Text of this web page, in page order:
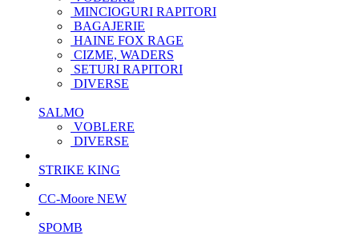
MINCIOGURI RAPITORI
BAGAJERIE
HAINE FOX RAGE
CIZME, WADERS
SETURI RAPITORI
DIVERSE
SALMO
VOBLERE
DIVERSE
STRIKE KING
CC-Moore NEW
SPOMB